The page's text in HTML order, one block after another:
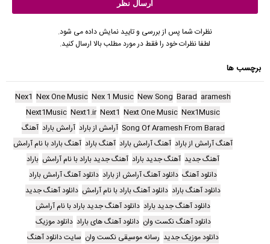
نظرات شما پس از بررسی و تایید نمایش داده می شود.
لطفا نظرات خود را فقط در مورد مطلب بالا ارسال کنید.
برچسب ها
aramesh
Barad
New Song
Nex 1 Music
Nex One Music
Nex1
Nex1Music
Next One Music
Next1
Next1.ir
Next1Music
Song Of Aramesh From Barad آرامش از باراد آرامش باراد آهنگ
آهنگ آرامش از باراد آهنگ آرامش باراد آهنگ باراد آهنگ باراد با نام آرامش
آهنگ جدید آهنگ جدید باراد آهنگ جدید باراد با نام آرامش باراد
دانلود آهنگ دانلود آهنگ آرامش از باراد دانلود آهنگ آرامش باراد
دانلود آهنگ باراد دانلود آهنگ باراد با نام آرامش دانلود آهنگ جدید
دانلود آهنگ جدید باراد دانلود آهنگ جدید باراد با نام آرامش
دانلود آهنگ نکست وان دانلود آهنگ های باراد دانلود موزیک
دانلود موزیک جدید رسانه موسیقی نکست وان سایت دانلود آهنگ